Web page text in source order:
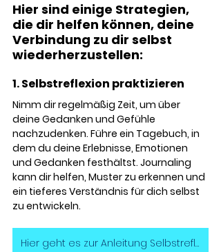
Hier sind einige Strategien,
die dir helfen können, deine
Verbindung zu dir selbst
wiederherzustellen:
1. Selbstreflexion praktizieren
Nimm dir regelmäßig Zeit, um über
deine Gedanken und Gefühle
nachzudenken. Führe ein Tagebuch, in
dem du deine Erlebnisse, Emotionen
und Gedanken festhältst. Journaling
kann dir helfen, Muster zu erkennen und
ein tieferes Verständnis für dich selbst
zu entwickeln.
Hier geht es zur Anleitung Selbstreflexion